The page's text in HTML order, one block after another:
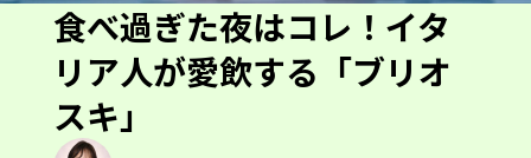
食べ過ぎた夜はコレ！イタ
リア人が愛飲する「ブリオ
スキ」